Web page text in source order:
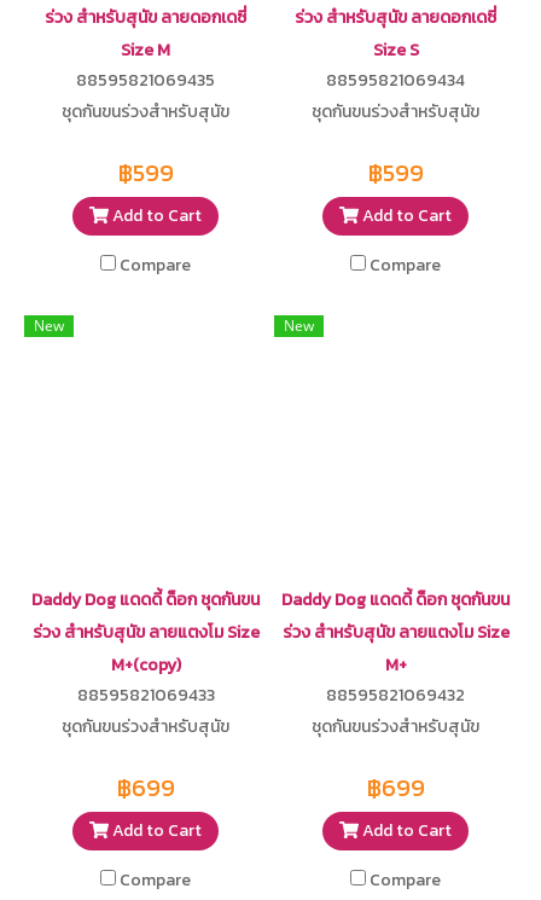
ร่วง สำหรับสุนัข ลายดอกเดซี่
Size M
88595821069435
ชุดกันขนร่วงสำหรับสุนัข
฿599
Add to Cart
Compare
ร่วง สำหรับสุนัข ลายดอกเดซี่
Size S
88595821069434
ชุดกันขนร่วงสำหรับสุนัข
฿599
Add to Cart
Compare
New
Daddy Dog แดดดี้ ด็อก ชุดกันขน
ร่วง สำหรับสุนัข ลายแตงโม Size
M+(copy)
88595821069433
ชุดกันขนร่วงสำหรับสุนัข
฿699
Add to Cart
Compare
New
Daddy Dog แดดดี้ ด็อก ชุดกันขน
ร่วง สำหรับสุนัข ลายแตงโม Size
M+
88595821069432
ชุดกันขนร่วงสำหรับสุนัข
฿699
Add to Cart
Compare